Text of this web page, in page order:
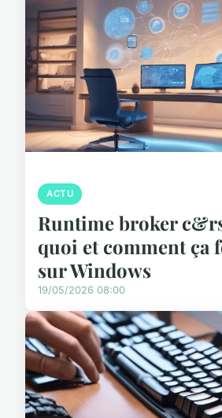
ACTU
Runtime broker
quoi et comment ça
sur Windows
19/05/2026 08:00